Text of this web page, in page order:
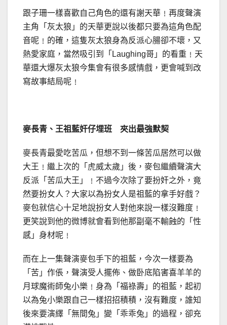
跟子珊一樣喜歡自己角色的還有謝天華﹗再度聲演
主角「灰太狼」的天華更說以後都只要為這角色配
音呢﹗的確，這隻灰太狼身為反派心腸卻不壞，又
熱愛家庭，當然吸引到「Laughing哥」的看重﹗天
華還大爆灰太狼今集會有很多感情戲，更會喊到改
寫故事結局呢﹗
麥長青、王祖藍奸仔埋班 夾出最強默契
麥長青最愛吃苦瓜，但想不到一條苦瓜居然可以做
大王﹗繼上次的「虎威太歲」後，麥包繼續聲演大
反派「苦瓜大王」﹗不過今次除了要扮奸之外，竟
然要扮女人？大家以為扮女人是祖藍的拿手好戲？
麥包就信心十足地說扮女人對他來說一樣沒難度﹗
更笑說到他的微博就會看到他那副毫不輸蝕的「性
感」身材呢﹗
而在上一集聲演麥包手下的祖藍，今次一樣要為
「苦」作倀，聲演受人擺佈、做卧底陷害喜羊羊的
月球魔術師兔小樂﹗身為「福祿壽」的祖藍，起初
以為兔小樂跟自己一樣招招積積，沒有難度，誰知
後來要演繹「無間兔」變「乖乖兔」的過程，卻充